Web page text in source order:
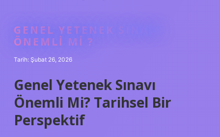
GENEL YETENEK SINAVI
ÖNEMLI MI ?
Tarih: Şubat 26, 2026
Genel Yetenek Sınavı
Önemli Mi? Tarihsel Bir
Perspektif